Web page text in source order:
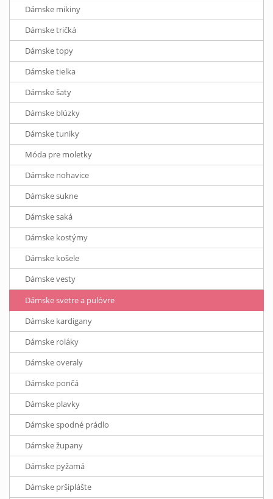
Dámske mikiny
Dámske tričká
Dámske topy
Dámske tielka
Dámske šaty
Dámske blúzky
Dámske tuniky
Móda pre moletky
Dámske nohavice
Dámske sukne
Dámske saká
Dámske kostýmy
Dámske košele
Dámske vesty
Dámske svetre a pulóvre
Dámske kardigany
Dámske roláky
Dámske overaly
Dámske pončá
Dámske plavky
Dámske spodné prádlo
Dámske župany
Dámske pyžamá
Dámske pršiplášte